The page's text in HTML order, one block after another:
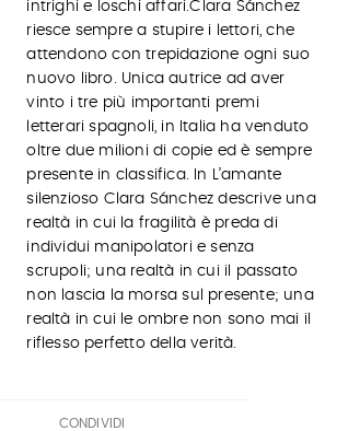
intrighi e loschi affari.Clara Sánchez
riesce sempre a stupire i lettori, che
attendono con trepidazione ogni suo
nuovo libro. Unica autrice ad aver
vinto i tre più importanti premi
letterari spagnoli, in Italia ha venduto
oltre due milioni di copie ed è sempre
presente in classifica. In L’amante
silenzioso Clara Sánchez descrive una
realtà in cui la fragilità è preda di
individui manipolatori e senza
scrupoli; una realtà in cui il passato
non lascia la morsa sul presente; una
realtà in cui le ombre non sono mai il
riflesso perfetto della verità.
CONDIVIDI